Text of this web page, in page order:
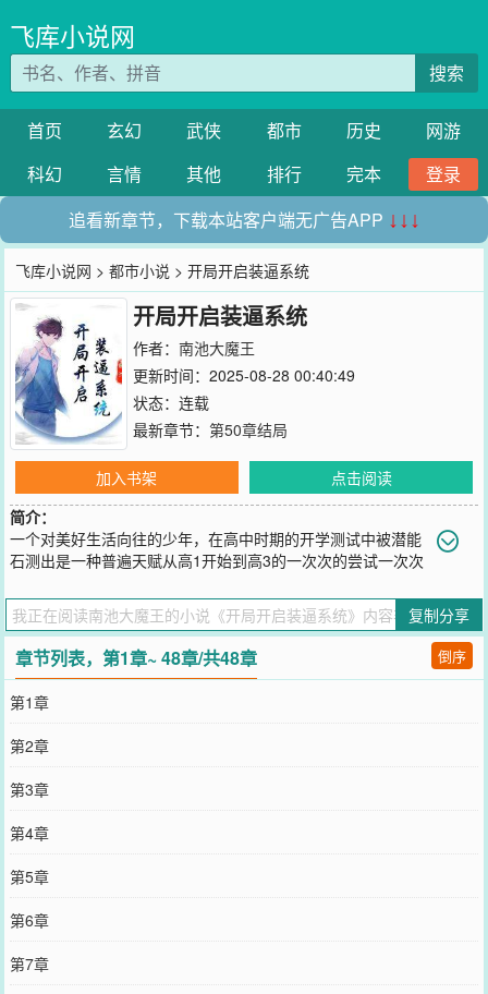
飞库小说网
搜索
首页 玄幻 武侠 都市 历史
网游
科幻
言情 其他 排行 完本
登录
追看新章节，下载本站客户端无广告APP ↓↓↓
飞库小说网 >都市小说 > 开局开启装逼系统
开局开启装逼系统
作者： 南池大魔王
更新时间：2025-08-28 00:40:49
状态：连载
最新章节： 第50章结局
加入书架
点击阅读
简介：
一个对美好生活向往的少年，在高中时期的开学测试中被潜能
石测出是一种普遍天赋从高1开始到高3的一次次的尝试一次次
始新的转变。新人请多指教
您要是觉得《开局开启装逼系统》还不错的话请不要忘记向您QQ群和
微博微信里的朋友推荐哦！
复制分享
章节列表，第1章~ 48章/共48章 倒序
第1章
第2章
第3章
第4章
第5章
第6章
第7章